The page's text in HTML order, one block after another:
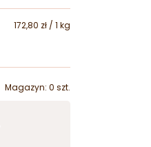
172,80 zł / 1 kg
Magazyn: 0 szt.